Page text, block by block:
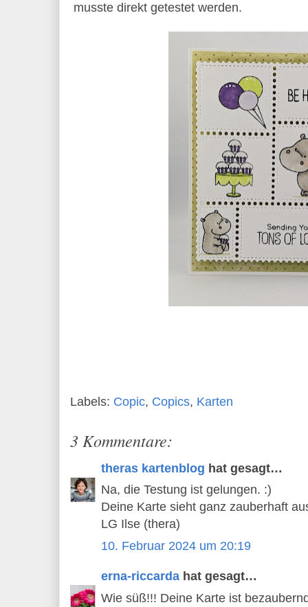
musste direkt getestet werden.
Labels: Copic, Copics, Karten
3 Kommentare:
theras kartenblog hat gesagt…
Na, die Testung ist gelungen. :)
Deine Karte sieht ganz zauberhaft
LG Ilse (thera)
10. Februar 2024 um 20:19
erna-riccarda hat gesagt…
Wie süß!!! Deine Karte ist